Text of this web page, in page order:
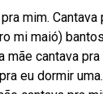
mim. Cantava
mi maió)
mãe cantava
eu dormir